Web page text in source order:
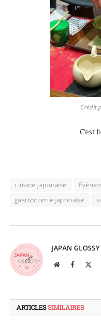
Crédit
C’est
cuisine japonaise
gastronomie japonaise
JAPAN GLOSSY
Site
Facebook
ARTICLESSIMILAIRES